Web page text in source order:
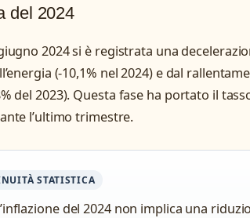
del 2024
2024 si è registrata una
(-10,1% nel 2024) e dal
del 2023). Questa fase ha portato il
l’ultimo trimestre.
STATISTICA
del 2024 non implica una